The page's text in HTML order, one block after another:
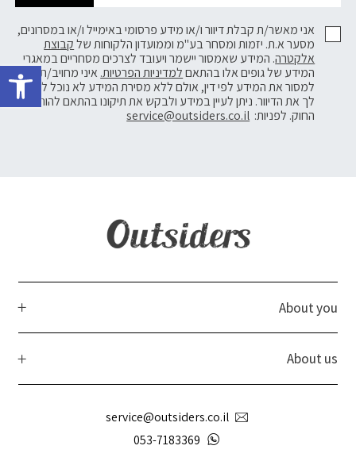
אני מאשר/ת קבלת דיוור ו/או מידע פרסומי באימייל ו/או במסרונים,
מסער א.ת. יזמות ומסחר בע"מ וממועדון הלקוחות שלקבוצת
אלקטרה. המידע שאמסור יישמר ויעובד לצרכים מסחריים במאגרי
המידע של גופים אלו בהתאםלמדיניות הפרטיות. איני מחויב/ת
למסור את המידע לפי דין, אולם ללא מסירת המידע לא נוכל לשלוח
לך את הדיוור. ניתן לעיין במידע ולבקש את תיקונו בהתאם להוראות
החוק. לפניות: service@outsiders.co.il
About you
About us
service@outsiders.co.il
053-7183369